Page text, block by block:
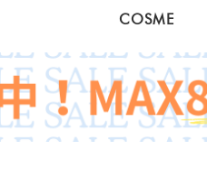
COSME